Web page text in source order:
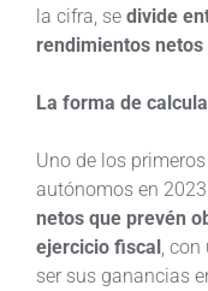
la cifra, se divide
rendimientos
La forma de
Uno de los
autónomos en 2023
netos que prevén
ejercicio fiscal ,
ser sus ganancias